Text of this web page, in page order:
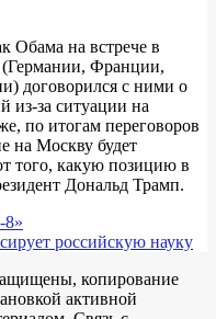
Обама на встрече в
(Германии, Франции,
договорился с ними о
из-за ситуации на
по итогам переговоров
на Москву будет
того, какую позицию в
Дональд Трамп.
8»
российскую науку
копирование
активной